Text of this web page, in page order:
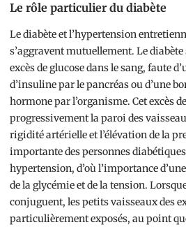
Le rôle particulier du diabète
Le diabète et l’hypertension
s’aggravent mutuellement. Le
excès de glucose dans le sang, faute
d’insuline par le pancréas ou d’une
hormone par l’organisme. Cet excès
progressivement la paroi des
rigidité artérielle et l’élévation de la
importante des personnes
hypertension, d’où l’importance
de la glycémie et de la tension.
conjuguent, les petits vaisseaux des
particulièrement exposés, au point